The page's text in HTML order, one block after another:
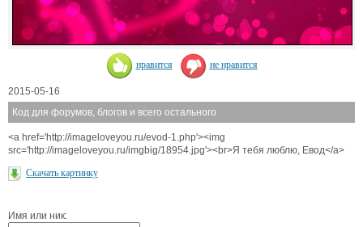
нравится не нравится
2015-05-16
Код для форумов, блогов и всего остального
<a href='http://imageloveyou.ru/evod-1.php'><img
src='http://imageloveyou.ru/imgbig/18954.jpg'><br>Я тебя люблю, Евод</a>
Скачать картинку
Имя или ник: